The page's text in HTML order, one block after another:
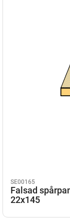
SE00165
Falsad
22x145